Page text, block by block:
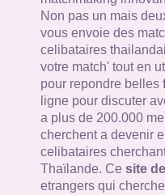
Non pas un mais
vous envoie des
celibataires
votre match' tout en
pour repondre belles
ligne pour discuter
a plus de 200.000
cherchent a devenir
celibataires
Thaïlande. Ce site
etrangers qui